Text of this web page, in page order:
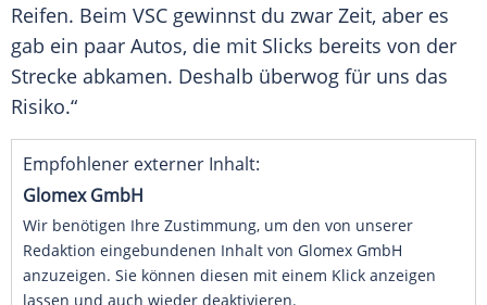
Reifen. Beim VSC gewinnst du zwar Zeit, aber es
gab ein paar Autos, die mit Slicks bereits von der
Strecke abkamen. Deshalb überwog für uns das
Risiko.“
Empfohlener externer Inhalt:
Glomex GmbH
Wir benötigen Ihre Zustimmung, um den von unserer
Redaktion eingebundenen Inhalt von Glomex GmbH
anzuzeigen. Sie können diesen mit einem Klick anzeigen
lassen und auch wieder deaktivieren.